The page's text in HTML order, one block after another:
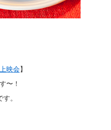
映会】
〜！
。